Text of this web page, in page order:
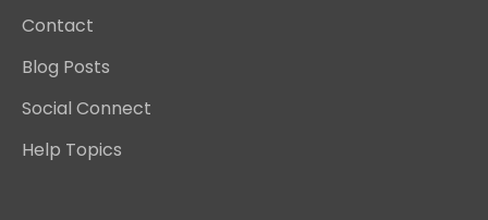
Contact
Blog Posts
Social Connect
Help Topics